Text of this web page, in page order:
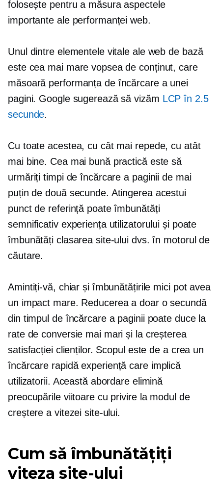
folosește pentru a măsura aspectele
importante ale performanței web.
Unul dintre elementele vitale ale web de bază
este cea mai mare vopsea de conținut, care
măsoară performanța de încărcare a unei
pagini. Google sugerează să vizăm LCP în 2.5
secunde.
Cu toate acestea, cu cât mai repede, cu atât
mai bine. Cea mai bună practică este să
urmăriți timpi de încărcare a paginii de mai
puțin de două secunde. Atingerea acestui
punct de referință poate îmbunătăți
semnificativ experiența utilizatorului și poate
îmbunătăți clasarea site-ului dvs. în motorul de
căutare.
Amintiți-vă, chiar și îmbunătățirile mici pot avea
un impact mare. Reducerea a doar o secundă
din timpul de încărcare a paginii poate duce la
rate de conversie mai mari și la creșterea
satisfacției clienților. Scopul este de a crea un
încărcare rapidăexperiență care implică
utilizatorii. Această abordare elimină
preocupările viitoare cu privire la modul de
creștere a vitezei site-ului.
Cum să îmbunătățiți
viteza site-ului